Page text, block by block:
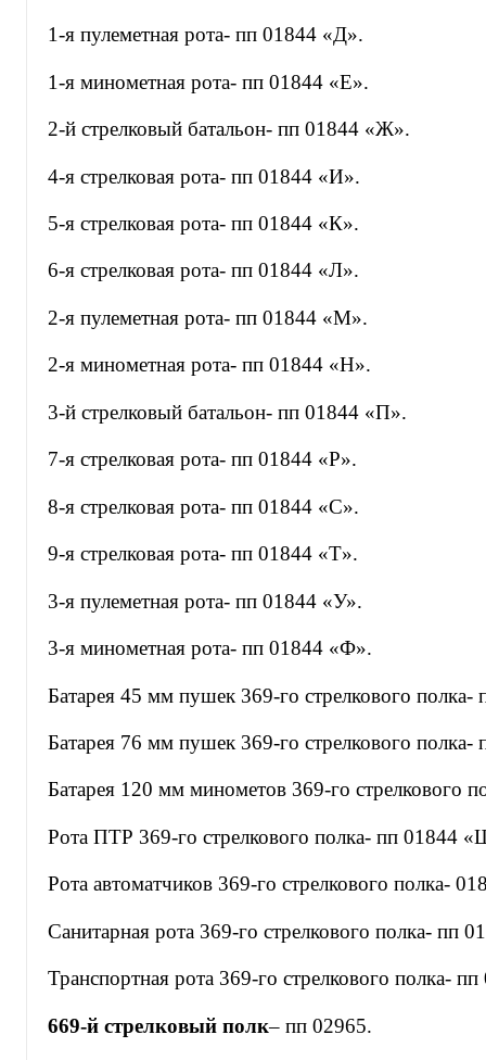
1-я пулеметная рота- пп 01844 «Д».
1-я минометная рота- пп 01844 «Е».
2-й стрелковый батальон- пп 01844 «Ж».
4-я стрелковая рота- пп 01844 «И».
5-я стрелковая рота- пп 01844 «К».
6-я стрелковая рота- пп 01844 «Л».
2-я пулеметная рота- пп 01844 «М».
2-я минометная рота- пп 01844 «Н».
3-й стрелковый батальон- пп 01844 «П».
7-я стрелковая рота- пп 01844 «Р».
8-я стрелковая рота- пп 01844 «С».
9-я стрелковая рота- пп 01844 «Т».
3-я пулеметная рота- пп 01844 «У».
3-я минометная рота- пп 01844 «Ф».
Батарея 45 мм пушек 369-го стрелкового
Батарея 76 мм пушек 369-го стрелкового
Батарея 120 мм минометов 369-го стрелкового
Рота ПТР 369-го стрелкового полка- пп 01844
Рота автоматчиков 369-го стрелкового полка-
Санитарная рота 369-го стрелкового полка- пп
Транспортная рота 369-го стрелкового полка-
669-й стрелковый полк– пп 02965.